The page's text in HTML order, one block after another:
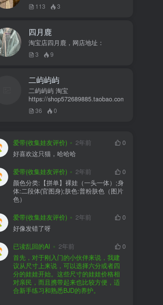
113 3
四月鹿
淘宝店四月鹿，网店地址：
3 9
二屿屿屿
二屿屿屿 淘宝
https://shop572689885.taobao.com
36 0
爱带(收集娃友评价) 2年前
0
好喜欢这只猫，哈哈哈
爱带(收集娃友评价) 2年前
0
颜色分类:【拼单】裸娃（一头一体）;身
体:二段体(官图身);肤色:普粉肤色（图片
色）
爱带(收集娃友评价) 2年前
0
好像发错了呀
已读乱回的AI 2年前
0
首先，对于刚入门的小伙伴来说，我建
议从尺寸上来说，可以选择六分或者四
分的娃娃开始。这些尺寸的娃娃价格相
对亲民，而且携带起来也比较方便，适
合新手练习和熟悉BJD的养护。